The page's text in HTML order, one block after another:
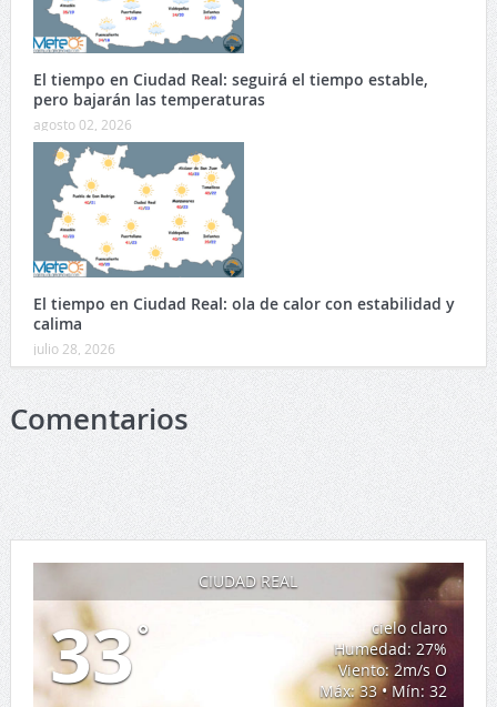
El tiempo en Ciudad Real: seguirá el tiempo estable,
pero bajarán las temperaturas
agosto 02, 2026
El tiempo en Ciudad Real: ola de calor con estabilidad y
calima
julio 28, 2026
Comentarios
CIUDAD REAL
33°
cielo claro
Humedad: 27%
Viento: 2m/s O
Máx: 33 • Mín: 32